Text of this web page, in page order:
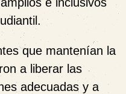
que mantenían la
a liberar las
adecuadas y a